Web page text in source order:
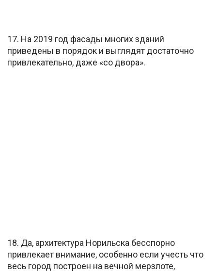
17. На 2019 год фасады многих зданий
приведены в порядок и выглядят достаточно
привлекательно, даже «со двора».
18. Да, архитектура Норильска бесспорно
привлекает внимание, особенно если учесть что
весь город построен на вечной мерзлоте,